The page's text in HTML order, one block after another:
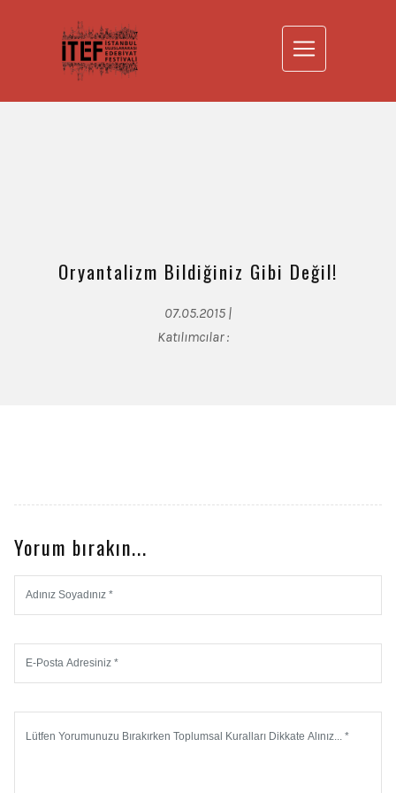
Oryantalizm Bildiğiniz Gibi Değil!
07.05.2015 |
Katılımcılar :
Yorum bırakın...